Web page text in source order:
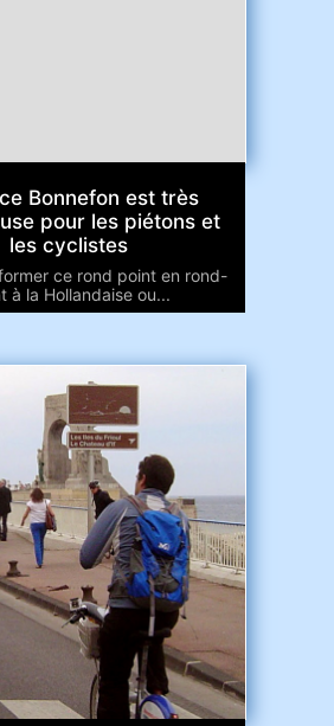
Bonnefon est très
pour les piétons et
les cyclistes
ce rond point en rond-
à la Hollandaise ou...